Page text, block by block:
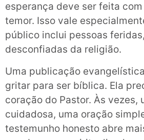
esperança deve ser feita
temor. Isso vale
público inclui pessoas
desconfiadas da religião.
Uma publicação
gritar para ser bíblica. Ela
coração do Pastor. Às vezes,
cuidadosa, uma oração
testemunho honesto abre